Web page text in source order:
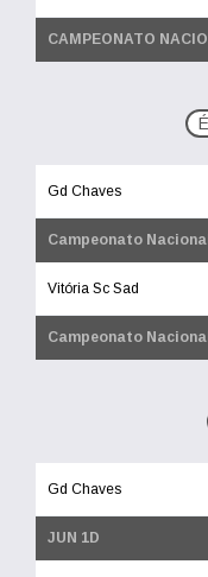
CAMPEONATO
Gd Chaves
Campeonato
Vitória Sc Sad
Campeonato
Gd Chaves
JUN 1D